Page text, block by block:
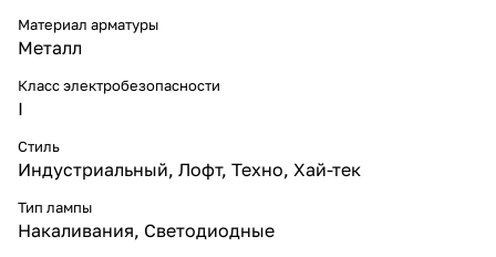
Материал арматуры
Металл
Класс электробезопасности
I
Стиль
Индустриальный, Лофт, Техно, Хай-тек
Тип лампы
Накаливания, Светодиодные